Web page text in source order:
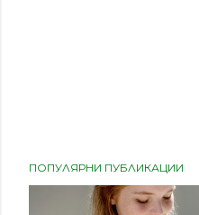
ПОПУЛЯРНИ ПУБЛИКАЦИИ